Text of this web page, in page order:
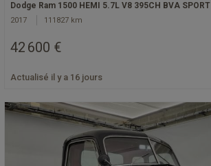
Dodge Ram 1500 HEMI 5.7L V8 395CH BVA SPORT
2017 111827 km
42 600 €
Actualisé il y a 16 jours